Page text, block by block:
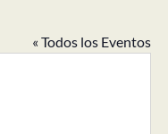
« Todos los Eventos